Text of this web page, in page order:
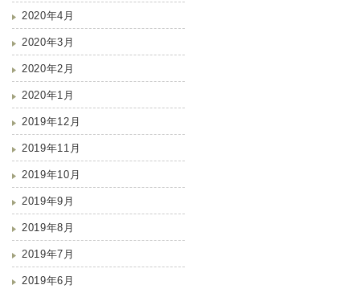
2020年4月
2020年3月
2020年2月
2020年1月
2019年12月
2019年11月
2019年10月
2019年9月
2019年8月
2019年7月
2019年6月